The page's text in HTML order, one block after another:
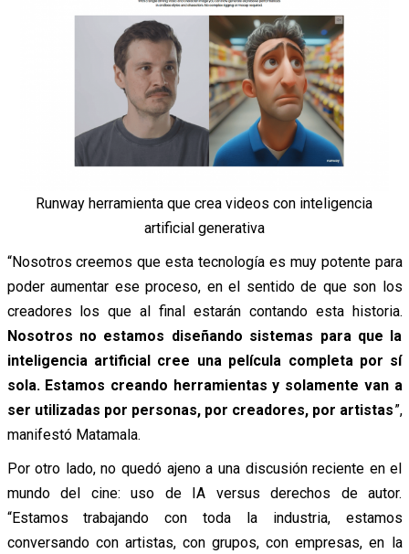
Runway herramienta que crea videos con inteligencia
artificial generativa
“Nosotros creemos que esta tecnología es muy potente para
poder aumentar ese proceso, en el sentido de que son los
creadores los que al final estarán contando esta historia.
Nosotros no estamos diseñando sistemas para que la
inteligencia artificial cree una película completa por sí
sola. Estamos creando herramientas y solamente van a
ser utilizadas por personas, por creadores, por artistas”,
manifestó Matamala.
Por otro lado, no quedó ajeno a una discusión reciente en el
mundo del cine: uso de IA versus derechos de autor.
“Estamos trabajando con toda la industria, estamos
conversando con artistas, con grupos, con empresas, en la